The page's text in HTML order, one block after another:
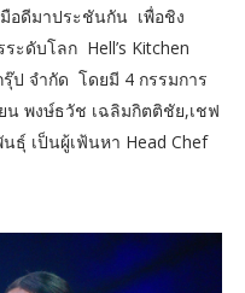
อดีมาประชันกัน เพื่อชิง
ะดับโลก Hell’s Kitchen
ป จำกัด โดยมี 4 กรรมการ
น พงษ์ธวัช เฉลิมกิตติชัย,เชฟ
เป็นผู้เฟ้นหา Head Chef